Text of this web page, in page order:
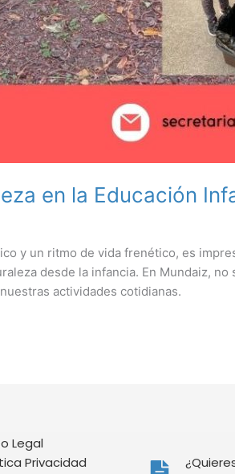
en la Educación
y un ritmo de vida frenético, es
desde la infancia. En Mundaiz,
actividades cotidianas.
Legal
Privacidad